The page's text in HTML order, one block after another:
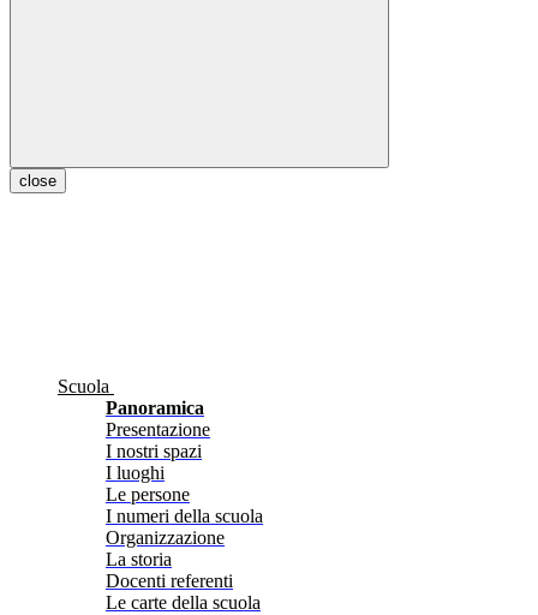
close
Scuola
Panoramica
Presentazione
I nostri spazi
I luoghi
Le persone
I numeri della scuola
Organizzazione
La storia
Docenti referenti
Le carte della scuola